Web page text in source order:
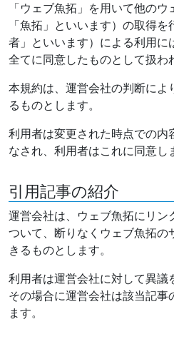
「ウェブ魚拓」を用いて他のウ
「魚拓」といいます）の取得
者」といいます）による利用に
全てに同意したものとして扱わ
本規約は、運営会社の判断によ
るものとします。
利用者は変更された時点での内
なされ、利用者はこれに同意し
引用記事の紹介
運営会社は、ウェブ魚拓にリン
ついて、断りなくウェブ魚拓の
きるものとします。
利用者は運営会社に対して異議
その場合に運営会社は該当記事
ます。